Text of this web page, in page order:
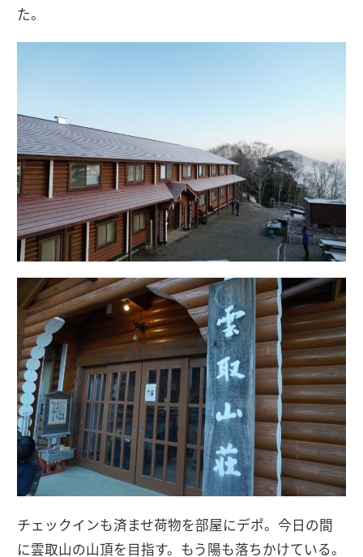
た。
チェックインも済ませ荷物を部屋にデポ。今日の間
に雲取山の山頂を目指す。もう陽も落ちかけている。